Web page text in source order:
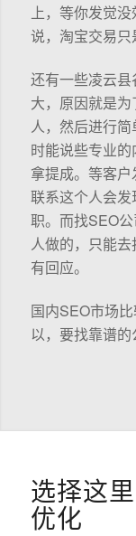
上，等你发觉
说，淘宝交易只
还有一些凌云
大，原因就是
人，然后进行
时能说些专业
拿提成。等客
联系这个人会
职。而找SEO
人做的，只能
有回应。
国内SEO市场
以，要找靠谱的
选择这
优化